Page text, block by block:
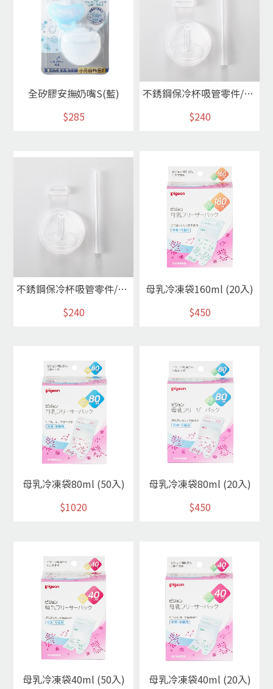
全矽膠安撫奶嘴S(藍)
$285
不銹鋼保冷杯吸管零件/300ml
$240
不銹鋼保冷杯吸管零件/240ml
$240
母乳冷凍袋160ml (20入)
$450
母乳冷凍袋80ml (50入)
$1020
母乳冷凍袋80ml (20入)
$450
母乳冷凍袋40ml (50入) 母乳冷凍袋40ml (20入)